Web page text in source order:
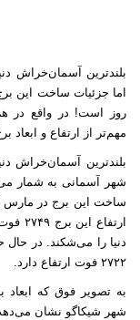
بلندترین آسمان‌خراش
مهم‌تر از ارتفاع و
شهر آسمانی به شمار
ساخت این برج در مارس
دنیا را می‌شکند. در حال
۲۷۲۲ فوت ارتفاع دارد
.
به تصویر فوق که
شهر شیکاگو نشان‌